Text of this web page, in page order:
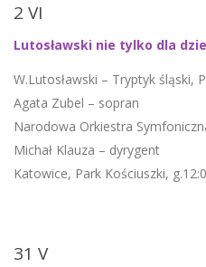
2 VI
Lutosławski nie tylko dla
W.Lutosławski – Tryptyk śląski,
Agata Zubel – sopran
Narodowa Orkiestra
Michał Klauza – dyrygent
Katowice, Park Kościuszki,
31 V